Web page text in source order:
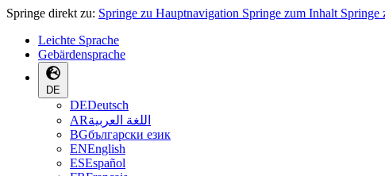
Springe direkt zu: Springe zu Hauptnavigation Springe zum Inhalt Springe
Leichte Sprache
Gebärdensprache
DE
DEDeutsch
ARاللغة العربية
BGбългарски език
ENEnglish
ESEspañol